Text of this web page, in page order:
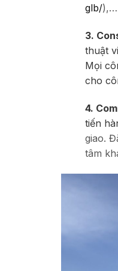
glb/
3.
thuật
Mọi
cho
4.
tiến
giao.
tâm